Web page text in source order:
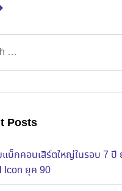
Posts
แบ็กคอนเสิร์ตใหญ่ในรอบ 7 ปี
Icon ยุค 90